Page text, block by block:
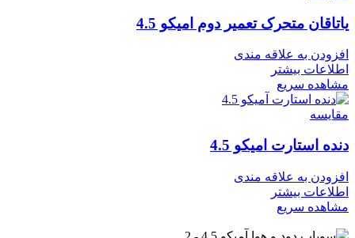
یاتاقان متحرک تعمیر دوم امیکو 4.5
افزودن به علاقه مندی
اطلاعات بیشتر
مشاهده سریع
مقایسه
دنده استارت امیکو 4.5
افزودن به علاقه مندی
اطلاعات بیشتر
مشاهده سریع